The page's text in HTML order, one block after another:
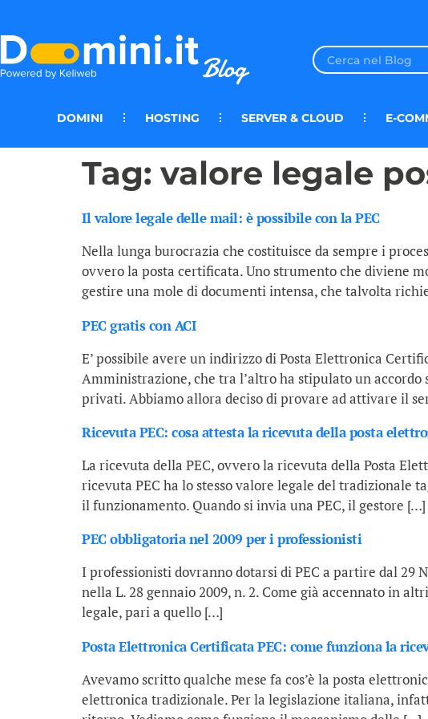
DOMINI HOSTING SERVER & CLOUD E-
Tag: valore legale
Il valore legale delle mail: è possibile con la PEC
Nella lunga burocrazia che costituisce da sempre i
ovvero la posta certificata. Uno strumento che diviene
gestire una mole di documenti intensa, che talvolta
PEC gratis con ACI
E’ possibile avere un indirizzo di Posta Elettronica
Amministrazione, che tra l’altro ha stipulato un
privati. Abbiamo allora deciso di provare ad attivare il
Ricevuta PEC: cosa attesta la ricevuta della posta
La ricevuta della PEC, ovvero la ricevuta della Posta
ricevuta PEC ha lo stesso valore legale del tradizionale
il funzionamento. Quando si invia una PEC, il gestore […]
PEC obbligatoria nel 2009 per i professionisti
I professionisti dovranno dotarsi di PEC a partire dal 29
nella L. 28 gennaio 2009, n. 2. Come già accennato in
legale, pari a quello […]
Posta Elettronica Certificata PEC: come funziona la
Avevamo scritto qualche mese fa cos’è la posta
elettronica tradizionale. Per la legislazione italiana,